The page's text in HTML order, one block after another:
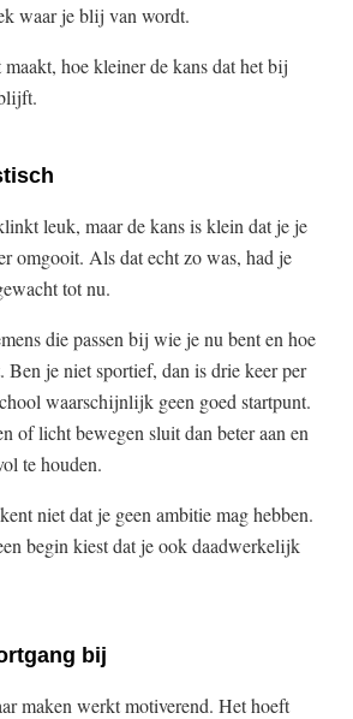
waar je blij van wordt.
hoe kleiner de kans dat het bij
leuk, maar de kans is klein dat je je
omgooit. Als dat echt zo was, had je
tot nu.
die passen bij wie je nu bent en hoe
Ben je niet sportief, dan is drie keer per
waarschijnlijk geen goed startpunt.
of licht bewegen sluit dan beter aan en
te houden.
niet dat je geen ambitie mag hebben.
begin kiest dat je ook daadwerkelijk
bij
maken werkt motiverend. Het hoeft